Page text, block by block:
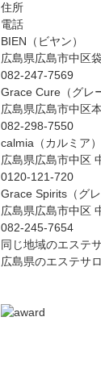
住所
電話
BIEN（ビヤン）
広島県広島市中区
082-247-7569
Grace Cure（グレ
広島県広島市中区
082-298-7550
calmia（カルミア）
広島県広島市中区
0120-121-720
Grace Spirits（グ
広島県広島市中区
082-245-7654
同じ地域のエステ
広島県のエステサ